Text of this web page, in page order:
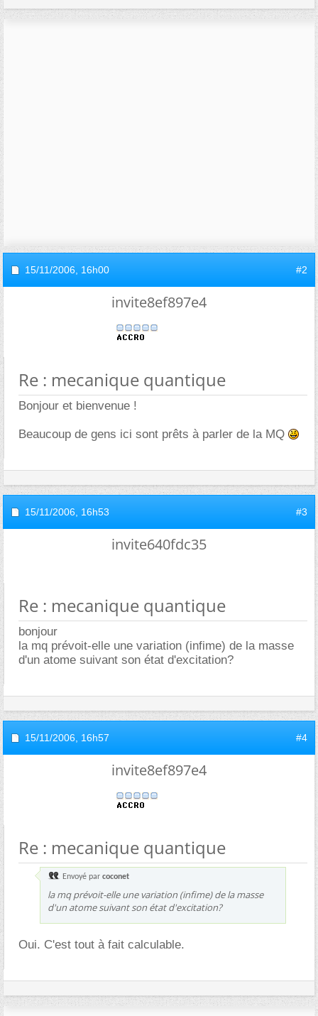
15/11/2006, 16h00 #2
invite8ef897e4
Re : mecanique quantique
Bonjour et bienvenue !
Beaucoup de gens ici sont prêts à parler de la MQ
15/11/2006, 16h53 #3
invite640fdc35
Re : mecanique quantique
bonjour
la mq prévoit-elle une variation (infime) de la masse
d'un atome suivant son état d'excitation?
15/11/2006, 16h57 #4
invite8ef897e4
Re : mecanique quantique
Envoyé par coconet
la mq prévoit-elle une variation (infime) de la masse
d'un atome suivant son état d'excitation?
Oui. C'est tout à fait calculable.